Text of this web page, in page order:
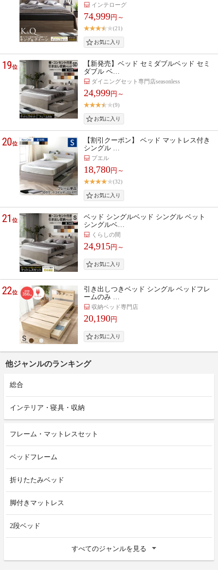
インテローグ
74,999円～
(21)
19位
【新発売】ベッド セミダブルベッド セミ
ダブル ベ…
ダイニングセット専門店seasonless
24,999円～
(9)
20位
【割引クーポン】 ベッド マットレス付き
シングル …
プエル
18,780円～
(32)
21位
ベッド シングルベッド シングル ベット
シングルベ…
くらしの間
24,915円～
22位
引き出しつきベッド シングル ベッドフレ
ームのみ …
収納ベッド専門店
20,190円
他ジャンルのランキング
総合
インテリア・寝具・収納
フレーム・マットレスセット
ベッドフレーム
折りたたみベッド
脚付きマットレス
2段ベッド
すべてのジャンルを見る